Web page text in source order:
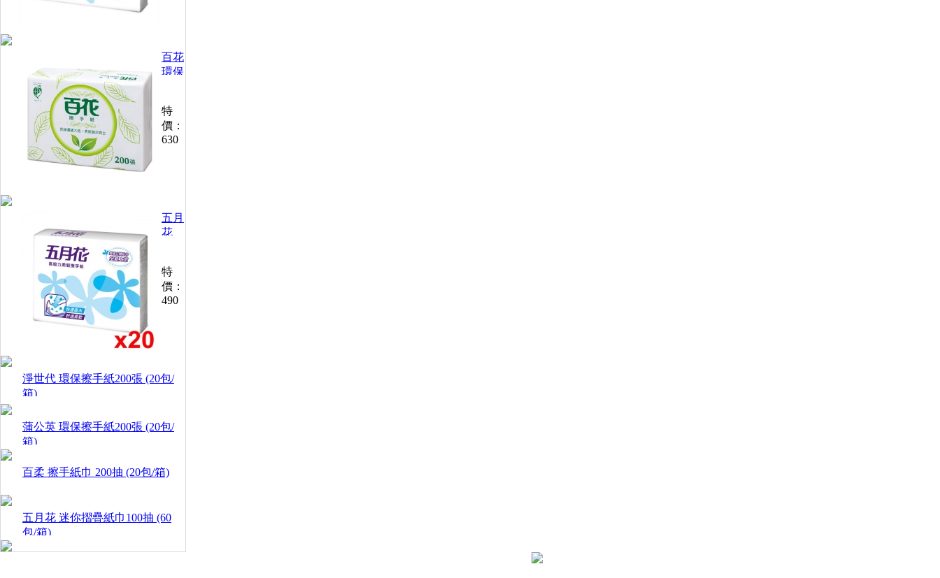
百花
環保
紙
200
張
特
價：
630
五月
花
韌擦
手紙
(100
特
價：
490
淨世代 環保擦手紙200張 (20包/
箱)
蒲公英 環保擦手紙200張 (20包/
箱)
百柔 擦手紙巾 200抽 (20包/箱)
五月花 迷你摺疊紙巾100抽 (60
包/箱)